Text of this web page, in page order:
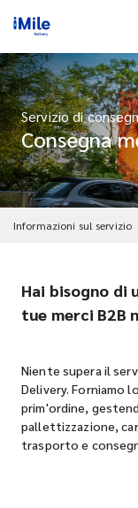
Servizio di
Consegna
Informazioni sul servizio
Hai bisogno di
tue merci B2B
Niente supera il
Delivery. Forniamo
prim'ordine,
pallettizzazione,
trasporto e
iMile Chat